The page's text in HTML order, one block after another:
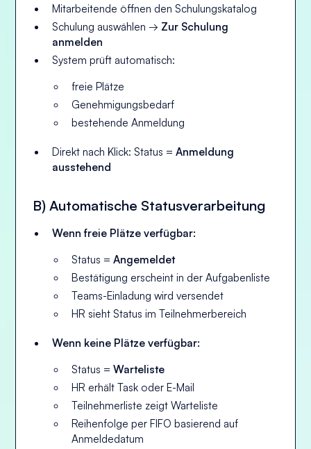
Mitarbeitende öffnen den Schulungskatalog
Schulung auswählen → Zur Schulung
anmelden
System prüft automatisch:
freie Plätze
Genehmigungsbedarf
bestehende Anmeldung
Direkt nach Klick: Status =Anmeldung
ausstehend
B) Automatische Statusverarbeitung
Wenn freie Plätze verfügbar:
Status =Angemeldet
Bestätigung erscheint in der Aufgabenliste
Teams-Einladung wird versendet
HR sieht Status im Teilnehmerbereich
Wenn keine Plätze verfügbar:
Status =Warteliste
HR erhält Task oder E-Mail
Teilnehmerliste zeigt Warteliste
Reihenfolge per FIFO basierend auf
Anmeldedatum